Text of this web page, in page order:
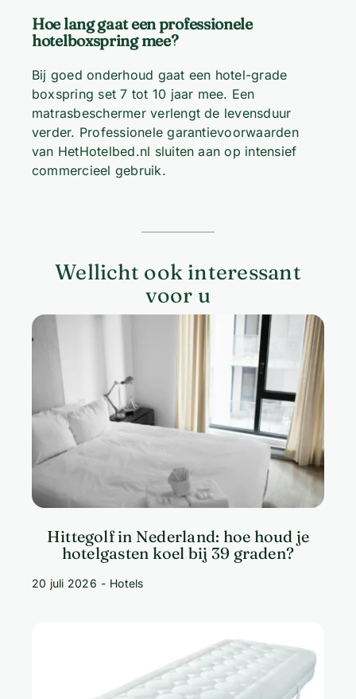
Hoe lang gaat een professionele
hotelboxspring mee?
Bij goed onderhoud gaat een hotel-grade
boxspring set 7 tot 10 jaar mee. Een
matrasbeschermer verlengt de levensduur
verder. Professionele garantievoorwaarden
van HetHotelbed.nl sluiten aan op intensief
commercieel gebruik.
Wellicht ook interessant
voor u
Hittegolf in Nederland: hoe houd je
hotelgasten koel bij 39 graden?
20 juli 2026 - Hotels